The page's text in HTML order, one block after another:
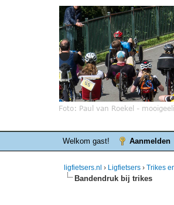
Welkom gast! Aanmelden
ligfietsers.nl › Ligfietsers ›Trikes
Bandendruk bij trikes